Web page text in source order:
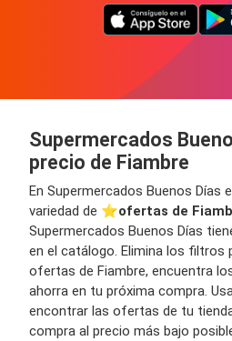
Supermercados
precio de Fiambre
En Supermercados Buenos Días
variedad de ⭐️ofertas de
Supermercados Buenos Días
en el catálogo. Elimina los filtros
ofertas de Fiambre, encuentra
ahorra en tu próxima compra.
encontrar las ofertas de tu
compra al precio más bajo